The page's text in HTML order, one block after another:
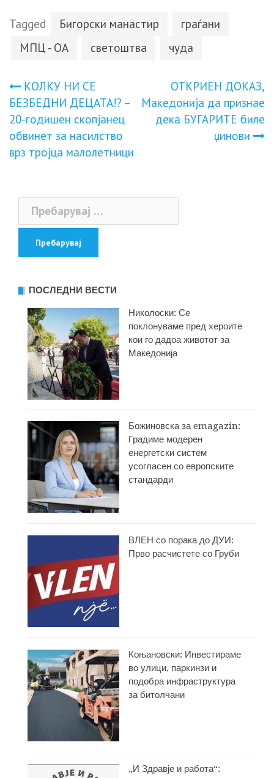
Tagged Бигорски манастир
граѓани
МПЦ - ОА
светоштва чуда
Навигација
на
напис
КОЛКУ НИ СЕ
БЕЗБЕДНИ ДЕЦАТА!? –
20-годишен скопјанец
обвинет за насилство
врз тројца малолетници
ОТКРИЕН ДОКАЗ,
Македонија да признае
дека БУГАРИТЕ биле
џинови
Пребарувај
за:
ПОСЛЕДНИ ВЕСТИ
Николоски: Се
поклонуваме пред хероите
кои го дадоа животот за
Македонија
Божиновска за emagazin:
Градиме модерен
енергетски систем
усогласен со европските
стандарди
ВЛЕН со порака до ДУИ:
Прво расчистете со Груби
Коњановски: Инвестираме
во улици, паркинзи и
подобра инфраструктура
за битолчани
„И Здравје и работа“: